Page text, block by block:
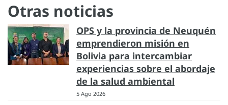
Otras noticias
OPS y la provincia de Neuquén
emprendieron misión en
Bolivia para intercambiar
experiencias sobre el abordaje
de la salud ambiental
5 Ago 2026